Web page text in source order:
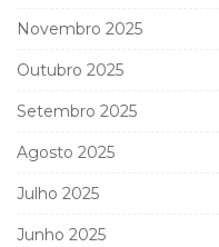
Novembro 2025
Outubro 2025
Setembro 2025
Agosto 2025
Julho 2025
Junho 2025